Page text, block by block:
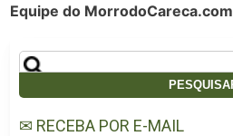
Equipe do MorrodoCareca.com
Pesquisar
por:
✉ RECEBA POR E-MAIL